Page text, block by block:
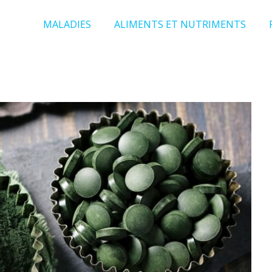
MALADIES ALIMENTS ET NUTRIMENTS